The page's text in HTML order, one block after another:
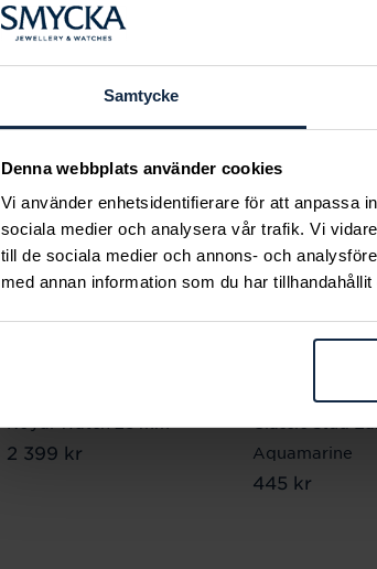
Samtycke
Denna webbplats använder cookies
Vi använder enhetsidentifierare för att anpassa
sociala medier och analysera vår trafik. Vi
till de sociala medier och annons- och
med annan information som du har
Pris:2 399 kr
2 399 kr
Aquamarine
Pris:445 kr
445 kr